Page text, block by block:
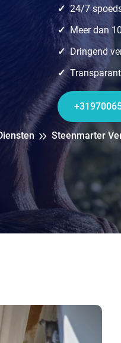
24/7
Meer dan
Dringend
Steenmarter